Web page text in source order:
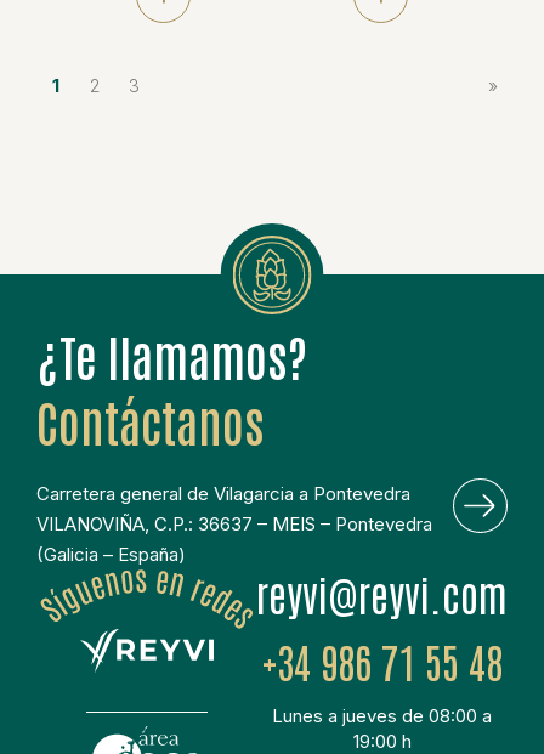
1 2 3
¿Te llamamos?
Contáctanos
Carretera general de Vilagarcia a Pontevedra
VILANOVIÑA, C.P.: 36637 – MEIS – Pontevedra
(Galicia – España)
moc.ivyer@ivyer
+34 986 71 55 48
Lunes a jueves de 08:00 a
19:00 h